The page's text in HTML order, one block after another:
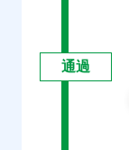
通過